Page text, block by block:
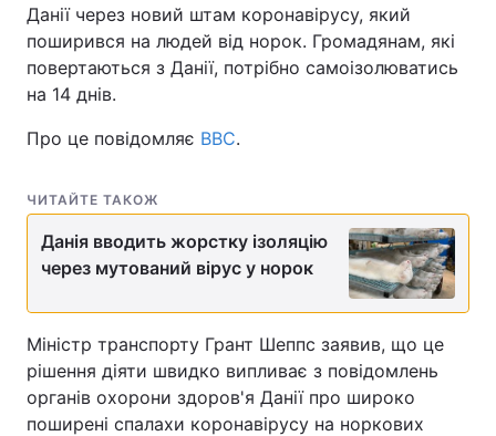
Данії через новий штам коронавірусу, який
поширився на людей від норок. Громадянам, які
повертаються з Данії, потрібно самоізолюватись
на 14 днів.
Про це повідомляє BBC.
ЧИТАЙТЕ ТАКОЖ
Данія вводить жорстку ізоляцію
через мутований вірус у норок
Міністр транспорту Грант Шеппс заявив, що це
рішення діяти швидко випливає з повідомлень
органів охорони здоров'я Данії про широко
поширені спалахи коронавірусу на норкових